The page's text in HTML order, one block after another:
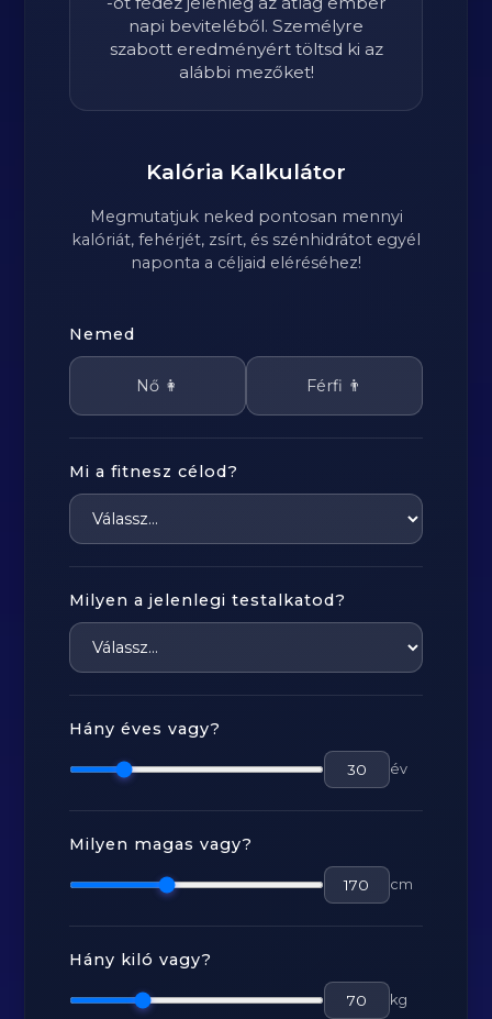
napi beviteléből. Személyre
szabott eredményért töltsd ki az
alábbi mezőket!
Kalória Kalkulátor
Megmutatjuk neked pontosan mennyi
kalóriát, fehérjét, zsírt, és szénhidrátot egyél
naponta a céljaid eléréséhez!
Nemed
Nő 👩 Férfi 👨
Mi a fitnesz célod?
Milyen a jelenlegi testalkatod?
Hány éves vagy?
év
Milyen magas vagy?
cm
Hány kiló vagy?
kg